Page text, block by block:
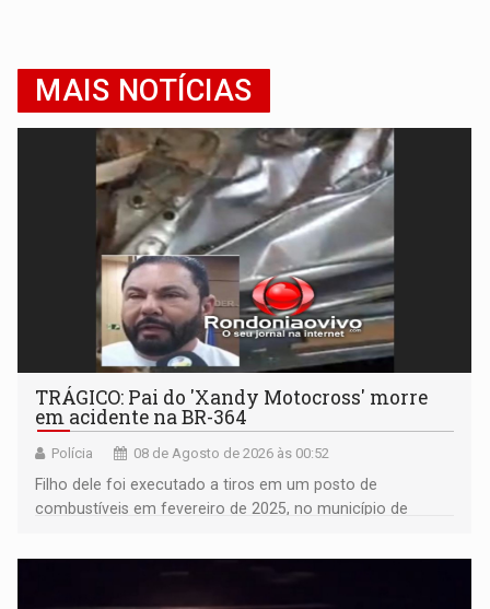
MAIS NOTÍCIAS
TRÁGICO: Pai do 'Xandy Motocross' morre
em acidente na BR-364
Polícia 08 de Agosto de 2026 às 00:52
Filho dele foi executado a tiros em um posto de
combustíveis em fevereiro de 2025, no município de